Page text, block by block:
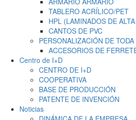
TABLERO ACRÍLICO/PET
HPL (LAMINADOS DE
CANTOS DE PVC
PERSONALIZACIÓN DE
ACCESORIOS DE
Centro de I+D
CENTRO DE I+D
COOPERATIVA
BASE DE PRODUCCIÓN
PATENTE DE INVENCIÓN
Noticias